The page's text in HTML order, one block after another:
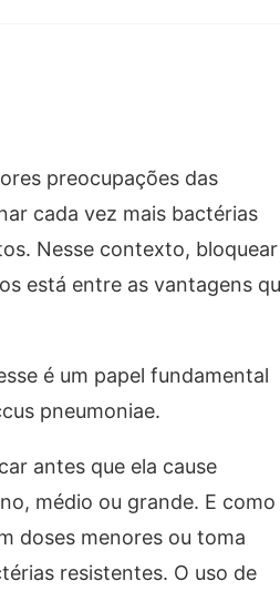
preocupações das
cada vez mais bactérias
Nesse contexto, bloquear
está entre as vantagens
é um papel fundamental
pneumoniae.
antes que ela cause
médio ou grande. E como
doses menores ou toma
resistentes. O uso de